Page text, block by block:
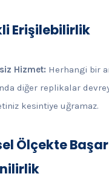
Erişilebilirlik
Hizmet: Herhangi bir
diğer replikalar
kesintiye uğramaz.
Ölçekte